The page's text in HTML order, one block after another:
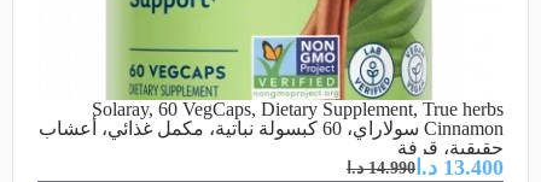
Solaray, 60 VegCaps, Dietary Supplement, True herbs
Cinnamon سولاراي، 60 كبسولة نباتية، مكمل غذائي، أعشاب
حقيقية، قرفة
14.990 د.ا 13.400 د.ا